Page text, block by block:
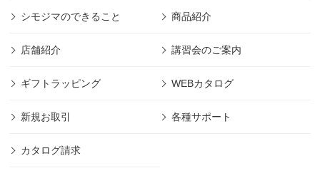
シモジマのできること 商品紹介
店舗紹介 講習会のご案内
ギフトラッピング WEBカタログ
新規お取引 各種サポート
カタログ請求